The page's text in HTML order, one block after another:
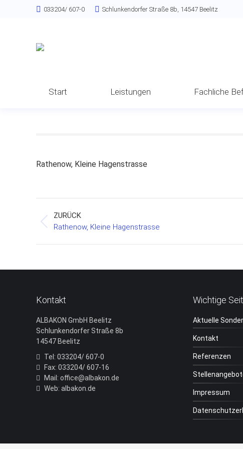
033204/ 607-0 Schlunkendorfer Straße 8b, 14547 Beelitz
Start Leistungen Fachliche
Rathenow, Kleine Hagenstrasse
Project
navigation
ZURÜCK
Previous
Rathenow, Kleine Hagenstrasse
Kontakt
ALBAKON GmbH Beelitz
Schlunkendorfer Straße 8b
14547 Beelitz
Tel: 033204/ 607-0
Fax: 033204/ 607-16
Mail: office@albakon.de
Web: albakon.de
Wichtige
Aktuelle
Kontakt
Referenzen
Impressum